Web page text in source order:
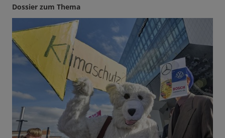
Dossier zum Thema